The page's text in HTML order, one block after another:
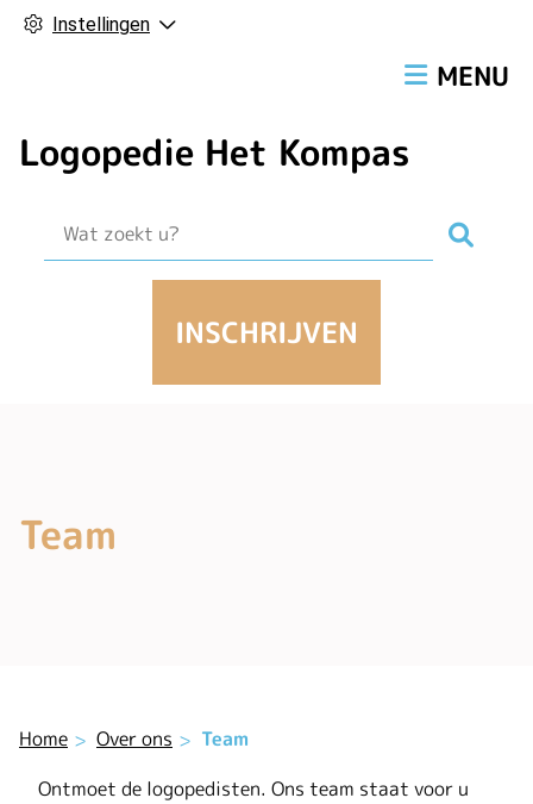
Instellingen
Logopedie Het Kompas
MENU
INSCHRIJVEN
Home Over ons Team
Team
Ontmoet de logopedisten. Ons team staat voor u